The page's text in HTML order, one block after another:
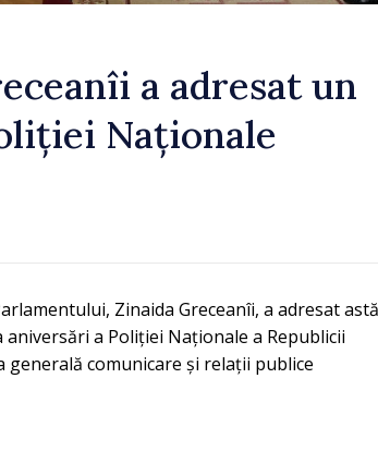
a adresat un
Naționale
Zinaida Greceanîi, a adresat
aniversări a Poliției Naționale a Republicii
generală comunicare și relații publice